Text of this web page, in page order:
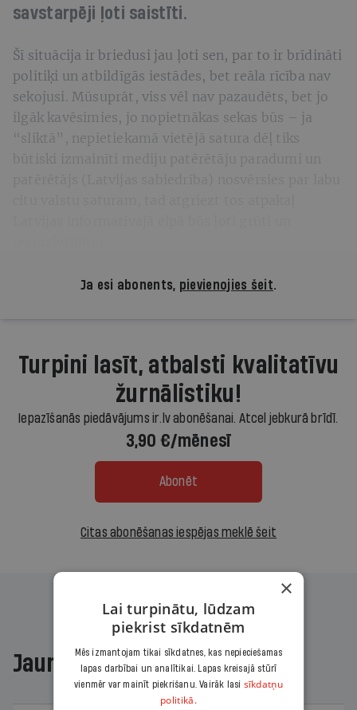
savstarpēji ļoti saistīti.
Šī situācija ir briedusi jau ļoti sen, par to ir brīdināti
politiķi un atbildīgās iestādes, bet reāla rīcība nav
sekojusi. Mūsuprāt, viss vēl nav pazaudēts, bet jo
ilgāk kavēsimies, jo nopietnākas sekas būs – ja
“sliktā”, nepietiekamā vietējā satura dēļ tiks
būtiski izmainīti mediju patērētāju paradumi un
Ja esi abonents, pievienojies šeit.
Turpini lasīt, atbalsti kvalitatīvu
žurnālistiku!
Iepazīšanās piedāvājums ir.lv abonēšanai. Atcel jebkurā brīdī.
3,90 €/mēnesī
Abonēt
Citas abonēšanas iespējas meklē šeit
Jaunākajā žurnālā
×
Lai turpinātu, lūdzam
piekrist sīkdatnēm
Mēs izmantojam tikai sīkdatnes, kas nepieciešamas
lapas darbībai un analītikai. Lapas kreisajā stūrī
vienmēr var mainīt piekrišanu. Vairāk lasi sīkdatņu
politikā.